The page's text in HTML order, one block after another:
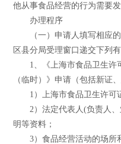
他从事食品经营的行为需要发
办理程序
（一）申请人填写相应的
区县分局受理窗口递交下列
1、《上海市食品卫生许
（临时）》申请（包括新证、
1）上海市食品卫生许可
2）法定代表人(负责人、
明等资料；
3）食品经营活动的场所